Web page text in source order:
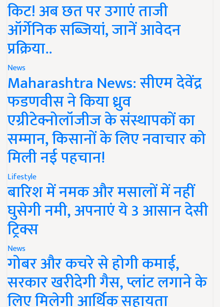
किट! अब छत पर उगाएं ताजी
ऑर्गेनिक सब्जियां, जानें आवेदन
प्रक्रिया..
News
Maharashtra News: सीएम देवेंद्र
फडणवीस ने किया ध्रुव
एग्रीटेक्नोलॉजीज के संस्थापकों का
सम्मान, किसानों के लिए नवाचार को
मिली नई पहचान!
Lifestyle
बारिश में नमक और मसालों में नहीं
घुसेगी नमी, अपनाएं ये 3 आसान देसी
ट्रिक्स
News
गोबर और कचरे से होगी कमाई,
सरकार खरीदेगी गैस, प्लांट लगाने के
लिए मिलेगी आर्थिक सहायता